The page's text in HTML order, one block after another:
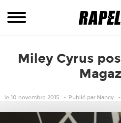
Miley Cyrus
le 10 novembre 2015 Publié par Nancy